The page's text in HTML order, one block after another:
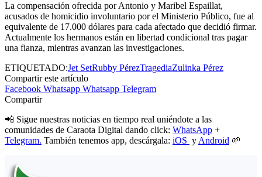
La compensación ofrecida por Antonio y Maribel Espaillat,
acusados de homicidio involuntario por el Ministerio Público, fue al
equivalente de 17.000 dólares para cada afectado que decidió firmar.
Actualmente los hermanos están en libertad condicional tras pagar
una fianza, mientras avanzan las investigaciones.
ETIQUETADO:Jet SetRubby PérezTragediaZulinka Pérez
Compartir este artículo
Facebook Whatsapp Whatsapp Telegram
Compartir
📲 Sigue nuestras noticias en tiempo real uniéndote a las
comunidades de Caraota Digital dando click: WhatsApp +
Telegram. También tenemos app, descárgala: iOS y Android 🌱